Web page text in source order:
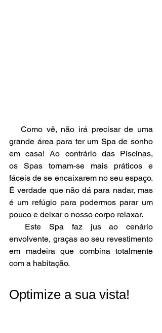
grande área para ter um Spa de sonho
em casa! Ao contrário das Piscinas,
os Spas tornam-se mais práticos e
fáceis de se encaixarem no seu espaço.
É verdade que não dá para nadar, mas
é um refúgio para podermos parar um
pouco e deixar o nosso corpo relaxar.
envolvente, graças ao seu revestimento
em madeira que combina totalmente
com a habitação.
Optimize a sua vista!